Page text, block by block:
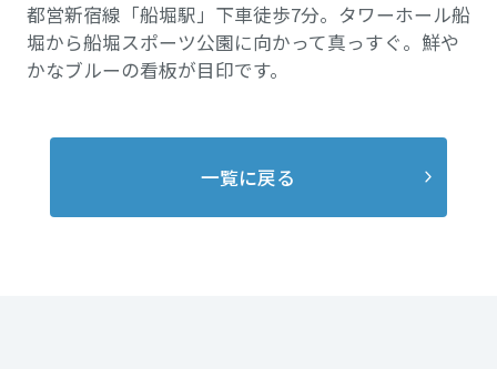
都営新宿線「船堀駅」下車徒歩7分。タワーホール船
堀から船堀スポーツ公園に向かって真っすぐ。鮮や
かなブルーの看板が目印です。
一覧に戻る